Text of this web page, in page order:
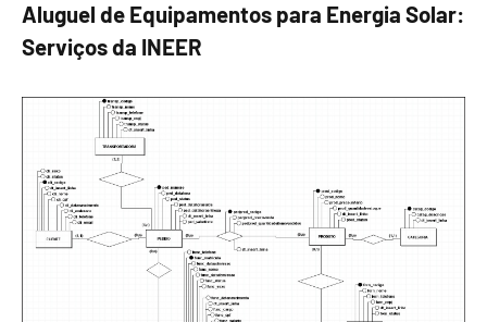
Aluguel de Equipamentos para Energia Solar:
Serviços da INEER